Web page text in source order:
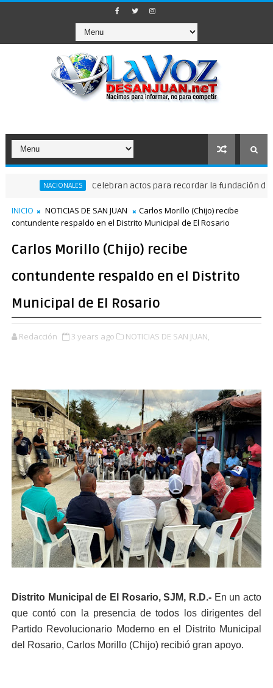
NACIONALES Celebran actos para recordar la fundación de Santo
INICIO NOTICIAS DE SAN JUAN
Carlos Morillo (Chijo) recibe
contundente respaldo en el Distrito Municipal de El Rosario
Carlos Morillo (Chijo) recibe
contundente respaldo en el Distrito
Municipal de El Rosario
Redacción 3 years ago NOTICIAS DE SAN JUAN,
Distrito Municipal de El Rosario, SJM, R.D.- En un acto
que contó con la presencia de todos los dirigentes del
Partido Revolucionario Moderno en el Distrito Municipal
del Rosario, Carlos Morillo (Chijo) recibió gran apoyo.